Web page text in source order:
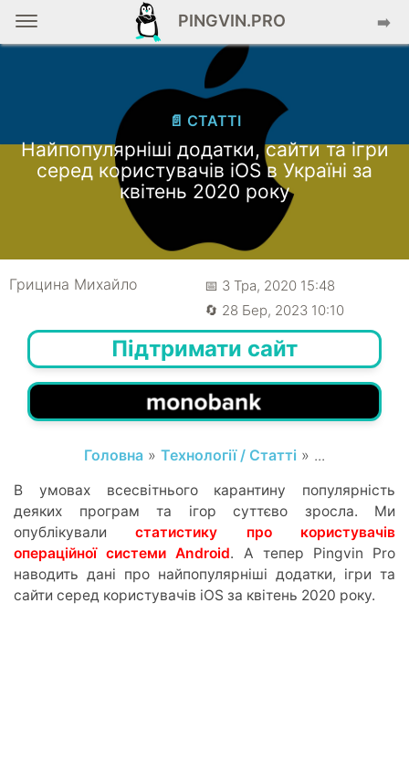
PINGVIN.PRO ➡️
📄 СТАТТІ
Найпопулярніші додатки, сайти та ігри
серед користувачів iOS в Україні за
квітень 2020 року
Грицина Михайло
📅 3 Тра, 2020 15:48
🔄 28 Бер, 2023 10:10
Підтримати сайт
Головна » Технології / Статті » ...
В умовах всесвітнього карантину популярність
деяких програм та ігор суттєво зросла. Ми
опублікувалистатистику про користувачів
операційної системи Android. А тепер Pingvin Pro
наводить дані про найпопулярніші додатки, ігри та
сайти серед користувачів iOS за квітень 2020 року.